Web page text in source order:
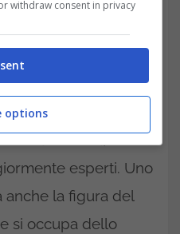
ed un
attesterebbe sui
esperti. Uno
la figura del
si occupa dello
withdraw consent in privacy
options